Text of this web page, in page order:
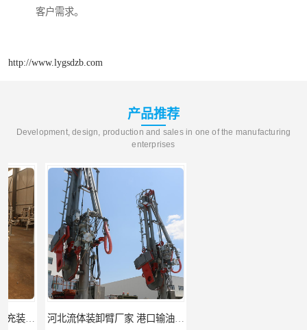
客户需求。
http://www.lygsdzb.com
产品推荐
Development, design, production and sales in one of the manufacturing
enterprises
河北流体装卸臂厂家 港口输油臂 节能环保